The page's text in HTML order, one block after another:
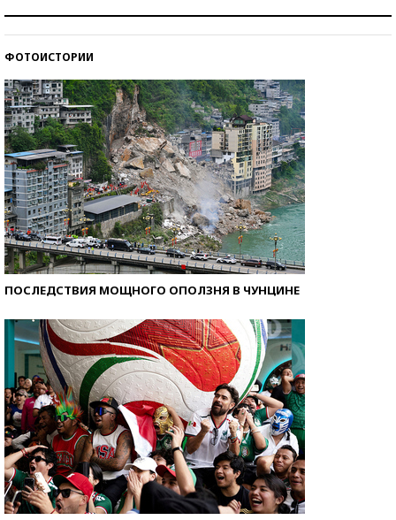
ФОТОИСТОРИИ
ПОСЛЕДСТВИЯ МОЩНОГО ОПОЛЗНЯ В ЧУНЦИНЕ